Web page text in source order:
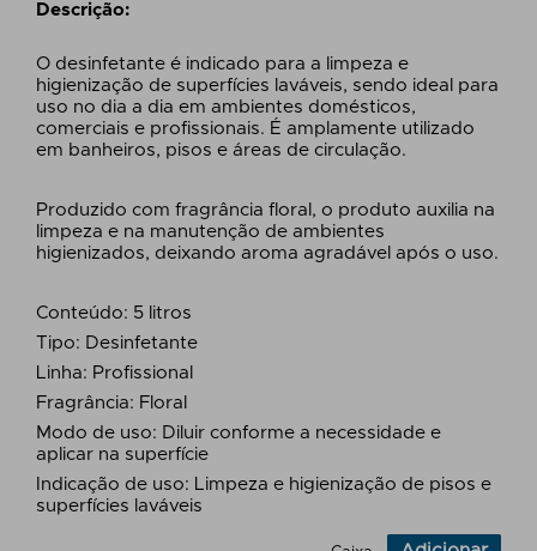
Descrição:
O desinfetante é indicado para a limpeza e
higienização de superfícies laváveis, sendo ideal para
uso no dia a dia em ambientes domésticos,
comerciais e profissionais. É amplamente utilizado
em banheiros, pisos e áreas de circulação.
Produzido com fragrância floral, o produto auxilia na
limpeza e na manutenção de ambientes
higienizados, deixando aroma agradável após o uso.
Conteúdo: 5 litros
Tipo: Desinfetante
Linha: Profissional
Fragrância: Floral
Modo de uso: Diluir conforme a necessidade e
aplicar na superfície
Indicação de uso: Limpeza e higienização de pisos e
superfícies laváveis